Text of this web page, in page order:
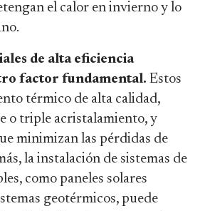
el calor en invierno y lo
de alta eficiencia
factor fundamental. Estos
térmico de alta calidad,
o triple acristalamiento, y
minimizan las pérdidas de
la instalación de sistemas de
como paneles solares
geotérmicos, puede